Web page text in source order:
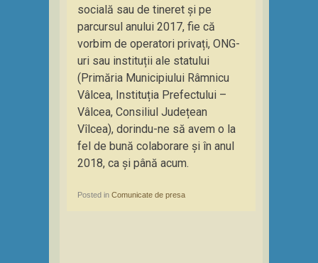
socială sau de tineret și pe
parcursul anului 2017, fie că
vorbim de operatori privați, ONG-
uri sau instituții ale statului
(Primăria Municipiului Râmnicu
Vâlcea, Instituția Prefectului –
Vâlcea, Consiliul Județean
Vîlcea), dorindu-ne să avem o la
fel de bună colaborare și în anul
2018, ca și până acum.
Posted in Comunicate de presa